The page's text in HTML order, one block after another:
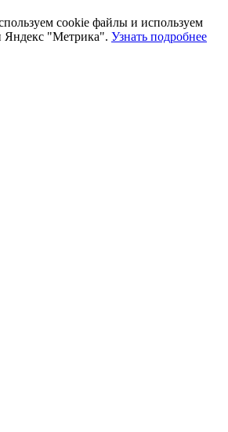
cookie файлы и используем
Яндекс "Метрика". Узнать подробнее